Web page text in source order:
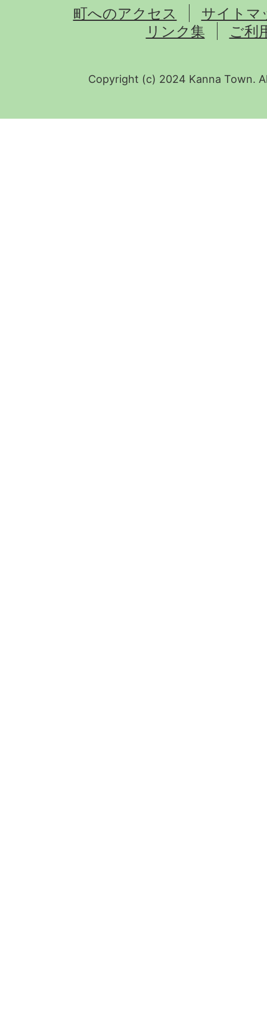
町へのアクセス
サイトマ
リンク集
ご利
Copyright (c) 2024 Kanna Town.